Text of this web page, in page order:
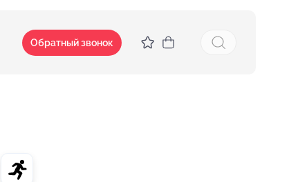
Обратный звонок